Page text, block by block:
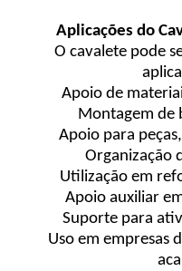
Aplicações do
O cavalete pode
Apoio de
Montagem de
Apoio para
Organização
Utilização em
Apoio auxiliar
Suporte para
Uso em empresas